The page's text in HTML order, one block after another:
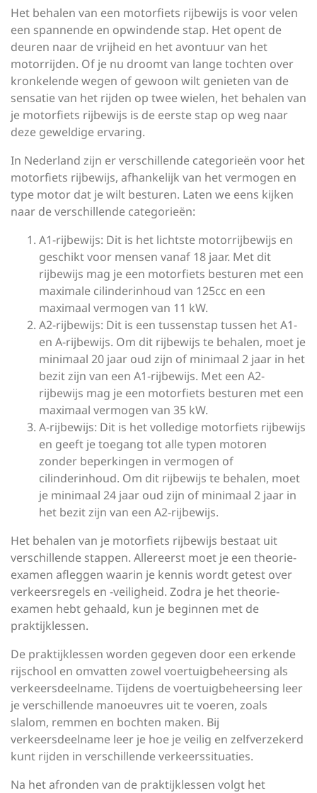
Het behalen van een motorfiets rijbewijs is voor velen
een spannende en opwindende stap. Het opent de
deuren naar de vrijheid en het avontuur van het
motorrijden. Of je nu droomt van lange tochten over
kronkelende wegen of gewoon wilt genieten van de
sensatie van het rijden op twee wielen, het behalen van
je motorfiets rijbewijs is de eerste stap op weg naar
deze geweldige ervaring.
In Nederland zijn er verschillende categorieën voor het
motorfiets rijbewijs, afhankelijk van het vermogen en
type motor dat je wilt besturen. Laten we eens kijken
naar de verschillende categorieën:
A1-rijbewijs: Dit is het lichtste motorrijbewijs en
geschikt voor mensen vanaf 18 jaar. Met dit
rijbewijs mag je een motorfiets besturen met een
maximale cilinderinhoud van 125cc en een
maximaal vermogen van 11 kW.
A2-rijbewijs: Dit is een tussenstap tussen het A1-
en A-rijbewijs. Om dit rijbewijs te behalen, moet je
minimaal 20 jaar oud zijn of minimaal 2 jaar in het
bezit zijn van een A1-rijbewijs. Met een A2-
rijbewijs mag je een motorfiets besturen met een
maximaal vermogen van 35 kW.
A-rijbewijs: Dit is het volledige motorfiets rijbewijs
en geeft je toegang tot alle typen motoren
zonder beperkingen in vermogen of
cilinderinhoud. Om dit rijbewijs te behalen, moet
je minimaal 24 jaar oud zijn of minimaal 2 jaar in
het bezit zijn van een A2-rijbewijs.
Het behalen van je motorfiets rijbewijs bestaat uit
verschillende stappen. Allereerst moet je een theorie-
examen afleggen waarin je kennis wordt getest over
verkeersregels en -veiligheid. Zodra je het theorie-
examen hebt gehaald, kun je beginnen met de
praktijklessen.
De praktijklessen worden gegeven door een erkende
rijschool en omvatten zowel voertuigbeheersing als
verkeersdeelname. Tijdens de voertuigbeheersing leer
je verschillende manoeuvres uit te voeren, zoals
slalom, remmen en bochten maken. Bij
verkeersdeelname leer je hoe je veilig en zelfverzekerd
kunt rijden in verschillende verkeerssituaties.
Na het afronden van de praktijklessen volgt het